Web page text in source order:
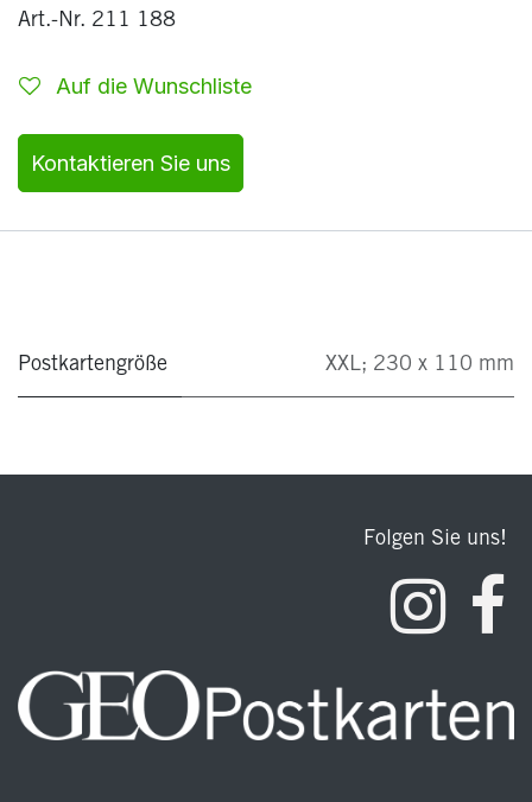
Art.-Nr. 211 188
Auf die Wunschliste
Kontaktieren Sie uns
Postkartengröße XXL; 230 x 110 mm
Folgen Sie uns!